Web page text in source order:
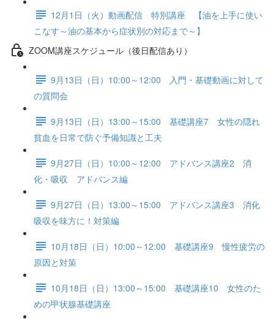
12月1日（火）動画配信 特別講座 【油を上手に使い
こなす～油の基本から症状別の対応まで～】
ZOOM講座スケジュール（後日配信あり）
9月13日（日）10:00～12:00 入門・基礎動画に対して
の質問会
9月13日（日）13:00～15:00 基礎講座7 女性の隠れ
貧血を日常で防ぐ予備知識と工夫
9月27日（日）10:00～12:00 アドバンス講座2 消
化・吸収 アドバンス編
9月27日（日）13:00～15:00 アドバンス講座3 消化
吸収を味方に！対策編
10月18日（日）10:00～12:00 基礎講座9 慢性疲労の
原因と対策
10月18日（日）13:00～15:00 基礎講座10 女性のた
めの甲状腺基礎講座